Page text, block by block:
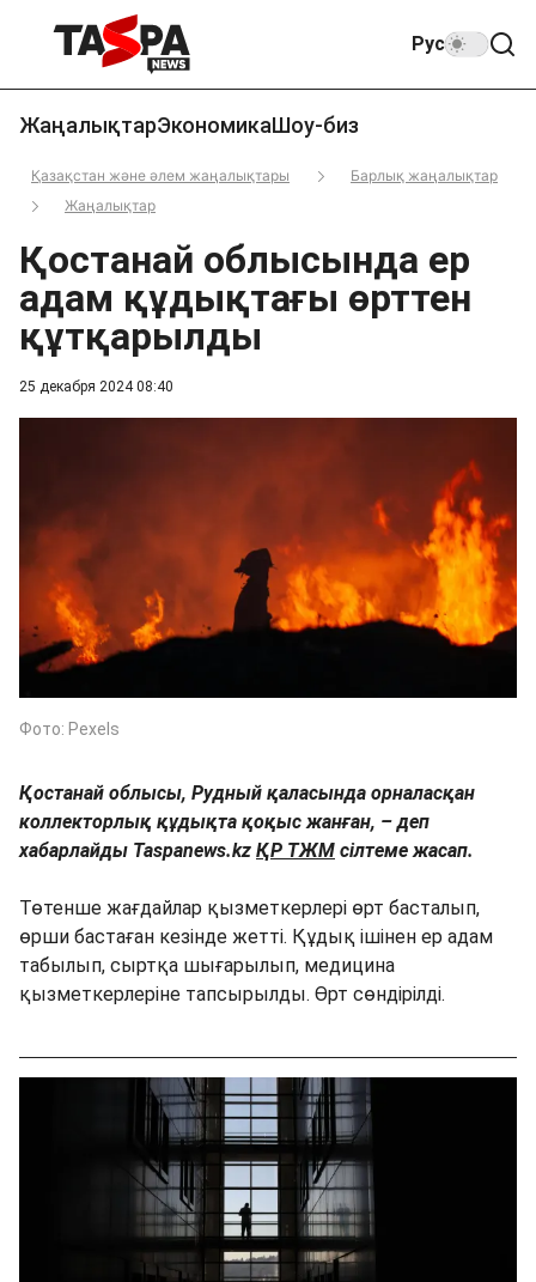
Рус
ЖаңалықтарЭкономикаШоу-биз
Қазақстан және әлем жаңалықтары
Барлық жаңалықтар
Жаңалықтар
25 декабря 2024 08:40
Қостанай облысында ер
адам құдықтағы өрттен
құтқарылды
Фото: Pexels
Қостанай облысы, Рудный қаласында орналасқан
коллекторлық құдықта қоқыс жанған, – деп
хабарлайды Taspanews.kz ҚР ТЖМ сілтеме жасап.
Төтенше жағдайлар қызметкерлері өрт басталып,
өрши бастаған кезінде жетті. Құдық ішінен ер адам
табылып, сыртқа шығарылып, медицина
қызметкерлеріне тапсырылды. Өрт сөндірілді.